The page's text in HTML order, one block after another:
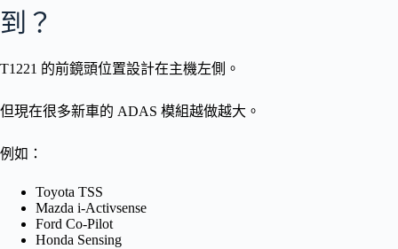
到？
T1221 的前鏡頭位置設計在主機左側。
但現在很多新車的 ADAS 模組越做越大。
例如：
Toyota TSS
Mazda i-Activsense
Ford Co-Pilot
Honda Sensing